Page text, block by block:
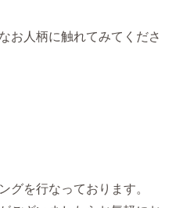
お人柄に触れてみてくださ
グを行なっております。